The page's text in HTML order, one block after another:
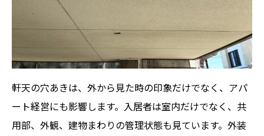
軒天の穴あきは、外から見た時の印象だけでなく、アパ
ート経営にも影響します。入居者は室内だけでなく、共
用部、外観、建物まわりの管理状態も見ています。外装